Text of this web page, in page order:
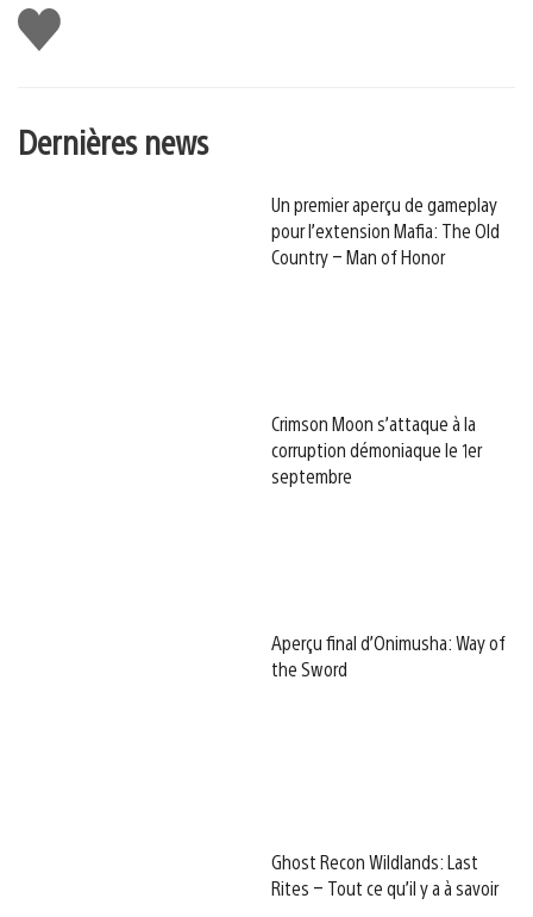
J'aime
Dernières news
Un premier aperçu de gameplay
pour l’extension Mafia: The Old
Country – Man of Honor
Crimson Moon s’attaque à la
corruption démoniaque le 1er
septembre
Aperçu final d’Onimusha: Way of
the Sword
Ghost Recon Wildlands: Last
Rites – Tout ce qu’il y a à savoir